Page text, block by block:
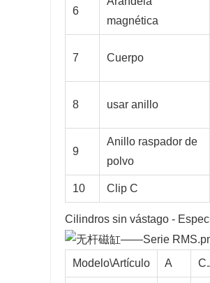
6
magnética
7 Cuerpo
8 usar anillo
9
Anillo raspador de
polvo
10 Clip C
Cilindros sin vástago -
Modelo\Artículo A